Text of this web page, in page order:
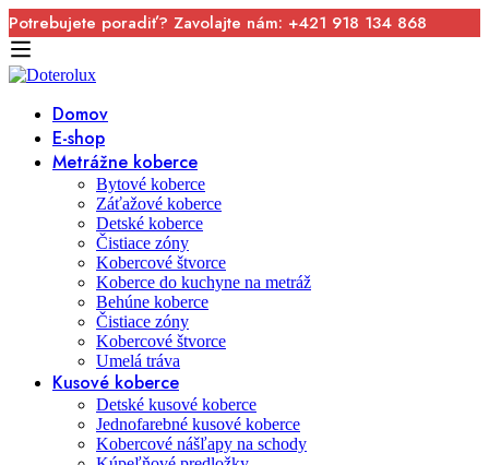
Potrebujete poradiť? Zavolajte nám: +421 918 134 868
Domov
E-shop
Metrážne koberce
Bytové koberce
Záťažové koberce
Detské koberce
Čistiace zóny
Kobercové štvorce
Koberce do kuchyne na metráž
Behúne koberce
Čistiace zóny
Kobercové štvorce
Umelá tráva
Kusové koberce
Detské kusové koberce
Jednofarebné kusové koberce
Kobercové nášľapy na schody